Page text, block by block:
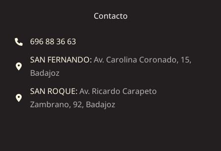
Contacto
696 88 36 63
SAN FERNANDO: Av. Carolina Coronado, 15,
Badajoz
SAN ROQUE: Av. Ricardo Carapeto
Zambrano, 92, Badajoz